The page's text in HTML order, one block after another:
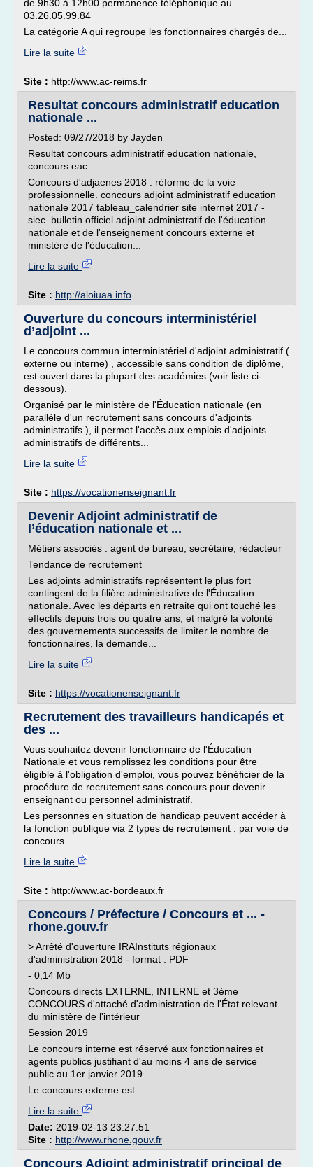
de 9h30 à 12h00 permanence téléphonique au
03.26.05.99.84
La catégorie A qui regroupe les fonctionnaires chargés de...
Lire la suite
Site : http://www.ac-reims.fr
Resultat concours administratif education
nationale ...
Posted: 09/27/2018 by Jayden
Resultat concours administratif education nationale,
concours eac
Concours d'adjaenes 2018 : réforme de la voie
professionnelle. concours adjoint administratif education
nationale 2017 tableau_calendrier site internet 2017 -
siec. bulletin officiel adjoint administratif de l'éducation
nationale et de l'enseignement concours externe et
ministère de l'éducation...
Lire la suite
Site : http://aloiuaa.info
Ouverture du concours interministériel
d’adjoint ...
Le concours commun interministériel d'adjoint administratif (
externe ou interne) , accessible sans condition de diplôme,
est ouvert dans la plupart des académies (voir liste ci-
dessous).
Organisé par le ministère de l'Éducation nationale (en
parallèle d'un recrutement sans concours d'adjoints
administratifs ), il permet l'accès aux emplois d'adjoints
administratifs de différents...
Lire la suite
Site : https://vocationenseignant.fr
Devenir Adjoint administratif de
l’éducation nationale et ...
Métiers associés : agent de bureau, secrétaire, rédacteur
Tendance de recrutement
Les adjoints administratifs représentent le plus fort
contingent de la filière administrative de l'Éducation
nationale. Avec les départs en retraite qui ont touché les
effectifs depuis trois ou quatre ans, et malgré la volonté
des gouvernements successifs de limiter le nombre de
fonctionnaires, la demande...
Lire la suite
Site : https://vocationenseignant.fr
Recrutement des travailleurs handicapés et
des ...
Vous souhaitez devenir fonctionnaire de l'Éducation
Nationale et vous remplissez les conditions pour être
éligible à l'obligation d'emploi, vous pouvez bénéficier de la
procédure de recrutement sans concours pour devenir
enseignant ou personnel administratif.
Les personnes en situation de handicap peuvent accéder à
la fonction publique via 2 types de recrutement : par voie de
concours...
Lire la suite
Site : http://www.ac-bordeaux.fr
Concours / Préfecture / Concours et ... -
rhone.gouv.fr
> Arrêté d'ouverture IRAInstituts régionaux
d'administration 2018 - format : PDF
- 0,14 Mb
Concours directs EXTERNE, INTERNE et 3ème
CONCOURS d'attaché d'administration de l'État relevant
du ministère de l'intérieur
Session 2019
Le concours interne est réservé aux fonctionnaires et
agents publics justifiant d'au moins 4 ans de service
public au 1er janvier 2019.
Le concours externe est...
Lire la suite
Date: 2019-02-13 23:27:51
Site : http://www.rhone.gouv.fr
Concours Adjoint administratif principal de